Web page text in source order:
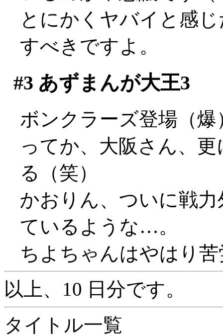
とにかくヤバイと感
すべきですよ。
#3 あずまんが大王3
ボンクラーズ登場（爆
ってか、大阪さん、
る（笑）
かおりん、ついに戦
ているような…。
ちよちゃんはやはり
以上、10 日分です。
タイトル一覧